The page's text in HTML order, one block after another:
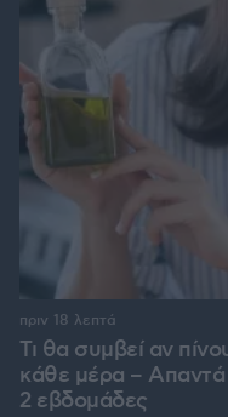
Τι θα συμβεί αν
κάθε μέρα – Απαντά
2 εβδομάδες
πριν 18 λεπτά